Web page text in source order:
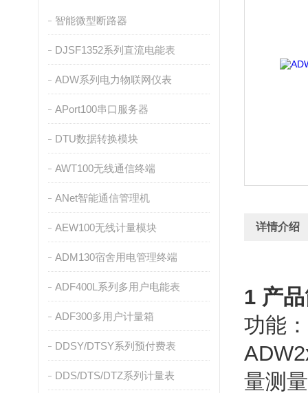
智能微型断路器
DJSF1352系列直流电能表
ADW系列电力物联网仪表
APort100串口服务器
DTU数据转换模块
AWT100无线通信终端
ANet智能通信管理机
AEW100无线计量模块
ADM130宿舍用电管理终端
ADF400L系列多用户电能表
ADF300多用户计量箱
DDSY/DTSY系列预付费表
DDS/DTS/DTZ系列计量表
详情介绍
1 产
功能：
量测